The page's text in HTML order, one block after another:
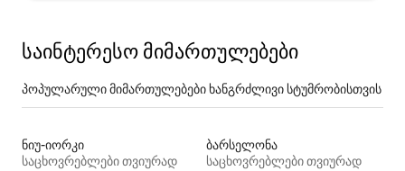
საინტერესო მიმართულებები
პოპულარული მიმართულებები ხანგრძლივი სტუმრობისთვის
ნიუ-იორკი
საცხოვრებლები თვიურად
ბარსელონა
საცხოვრებლები თვიურად